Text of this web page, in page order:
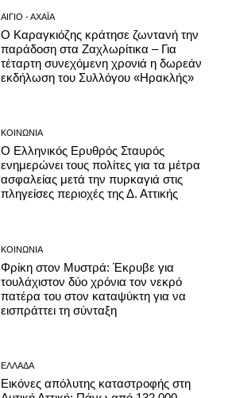
ΑΊΓΙΟ - ΑΧΑΪ́Α
Ο Καραγκιόζης κράτησε ζωντανή την
παράδοση στα Ζαχλωρίτικα – Για
τέταρτη συνεχόμενη χρονιά η δωρεάν
εκδήλωση του Συλλόγου «Ηρακλής»
ΚΟΙΝΩΝΊΑ
Ο Ελληνικός Ερυθρός Σταυρός
ενημερώνει τους πολίτες για τα μέτρα
ασφαλείας μετά την πυρκαγιά στις
πληγείσες περιοχές της Δ. Αττικής
ΚΟΙΝΩΝΊΑ
Φρίκη στον Μυστρά: Έκρυβε για
τουλάχιστον δύο χρόνια τον νεκρό
πατέρα του στον καταψύκτη για να
εισπράττει τη σύνταξη
ΕΛΛΆΔΑ
Εικόνες απόλυτης καταστροφής στη